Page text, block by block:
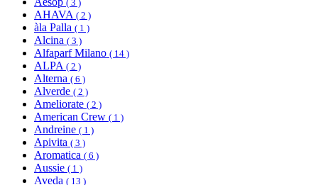
( 3 )
AHAVA ( 2 )
àla Palla ( 1 )
Alcina ( 3 )
Alfaparf Milano ( 14 )
ALPA ( 2 )
Alterna ( 6 )
Alverde ( 2 )
Ameliorate ( 2 )
American Crew ( 1 )
Andreine ( 1 )
Apivita ( 3 )
Aromatica ( 6 )
Aussie ( 1 )
Aveda ( 13 )